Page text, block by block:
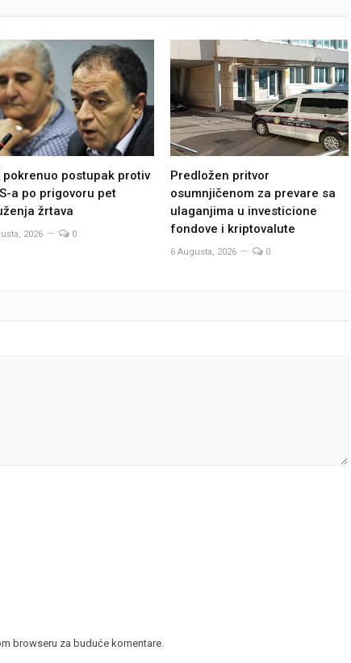
pokrenuo postupak protiv
a po prigovoru pet
žrtava
2026 0
Predložen pritvor
osumnjičenom za prevare sa
ulaganjima u investicione
fondove i kriptovalute
6 Augusta, 2026 0
browseru za buduće komentare.